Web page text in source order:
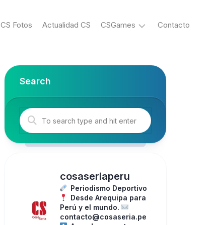
CS Fotos Actualidad CS CSGames Contacto
Search
cosaseriaperu
Periodismo Deportivo
Desde Arequipa para
Perú y el mundo.
contacto@cosaseria.pe